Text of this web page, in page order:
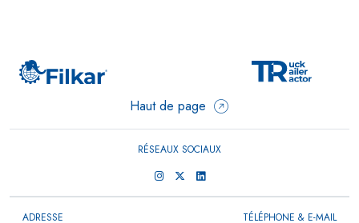
Haut de page
RÉSEAUX SOCIAUX
ADRESSE
TÉLÉPHONE & E-MAIL